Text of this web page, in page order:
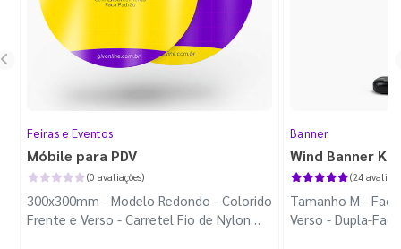
Feiras e Eventos
Móbile para PDV
(0 avaliações)
300x300mm - Modelo Redondo - Colorido
Frente e Verso - Carretel Fio de Nylon
Banner
Wind Banner
(24
Tamanho M -
Verso - Dupla-